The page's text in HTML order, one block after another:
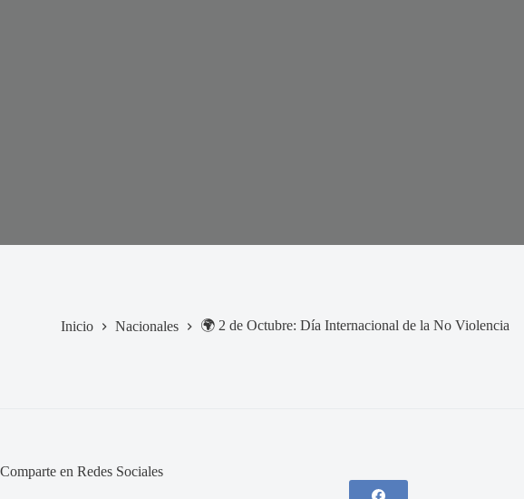
Inicio Nacionales 🌍 2 de Octubre: Día Internacional de la No Violencia
Comparte en Redes Sociales